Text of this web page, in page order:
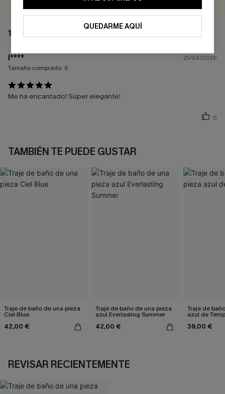
1 COMENTARIO
l****
21/04/2026
Tamaño comprado: S
Me ha encantado! Súper elegante!
0
TAMBIÉN TE PUEDE GUSTAR
Traje de baño de una pieza
Ciel Blue
42,00 €
Traje de baño de una pieza
azul Everlasting Summer
42,00 €
Traje de
azul de
39,00 €
REVISAR RECIENTEMENTE
QUEDARME AQUÍ